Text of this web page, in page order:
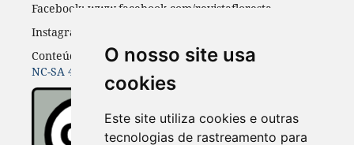
O nosso site usa
cookies
Este site utiliza cookies e outras
tecnologias de rastreamento para
Facebook: www.facebook.com/revistafloresta
Instagran: revista_floresta
Conteúdos do periódico licenciados sob uma
NC-SA 4.0